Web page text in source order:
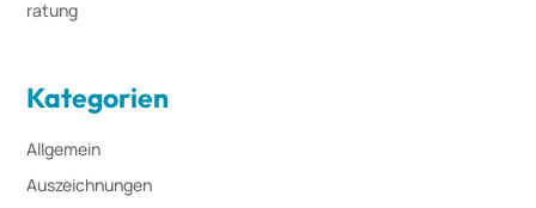
Kategorien
Allgemein
Auszeichnungen